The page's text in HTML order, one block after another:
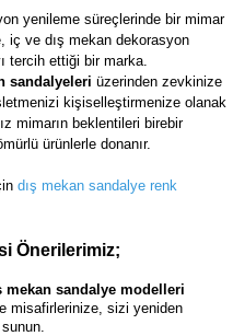
yenileme süreçlerinde bir mimar
iç ve dış mekan dekorasyon
tercih ettiği bir marka.
sandalyeleri üzerinden zevkinize
kişiselleştirmenize olanak
mimarın beklentileri birebir
ürünlerle donanır.
dış mekan sandalye renk
Önerilerimiz;
mekan sandalye modelleri
misafirlerinize, sizi yeniden